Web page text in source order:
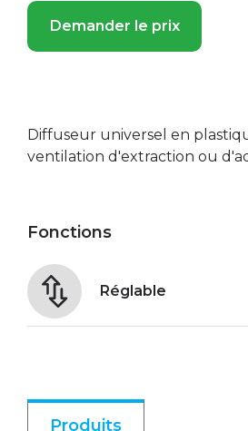
Demander le prix
Diffuseur universel en
ventilation d'extraction ou
Fonctions
Réglable
Produits